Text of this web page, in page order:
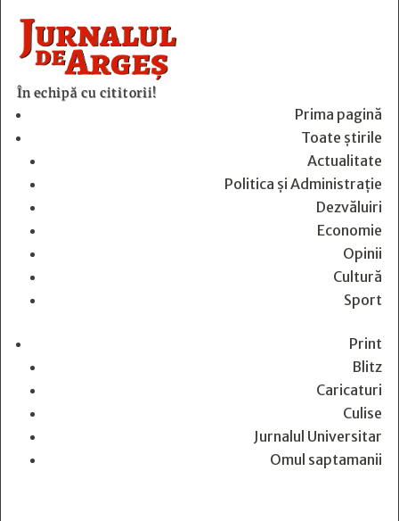
În echipă cu cititorii!
Prima pagină
Toate știrile
Actualitate
Politica și Administrație
Dezvăluiri
Economie
Opinii
Cultură
Sport
Print
Blitz
Caricaturi
Culise
Jurnalul Universitar
Omul saptamanii